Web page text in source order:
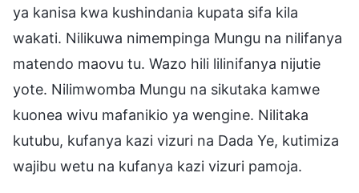
ya kanisa kwa kushindania kupata sifa kila
wakati. Nilikuwa nimempinga Mungu na nilifanya
matendo maovu tu. Wazo hili lilinifanya nijutie
yote. Nilimwomba Mungu na sikutaka kamwe
kuonea wivu mafanikio ya wengine. Nilitaka
kutubu, kufanya kazi vizuri na Dada Ye, kutimiza
wajibu wetu na kufanya kazi vizuri pamoja.